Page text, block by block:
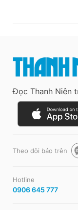
Đọc Thanh Niên
Theo dõi báo trên
Hotline
0906 645 777